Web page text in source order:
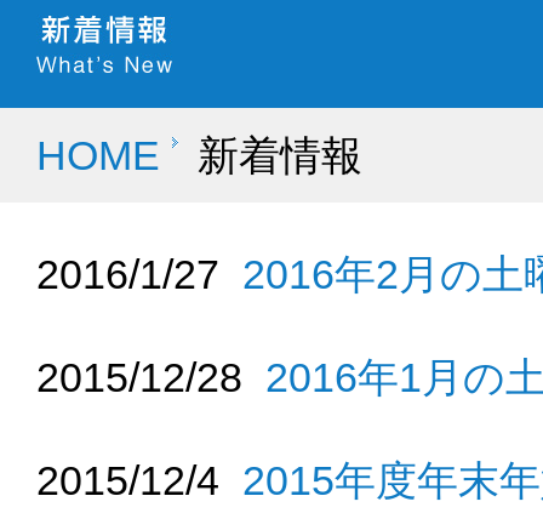
HOME 新着情報
2016/1/27 2016年2月の土
2015/12/28 2016年1月の
2015/12/4 2015年度年末